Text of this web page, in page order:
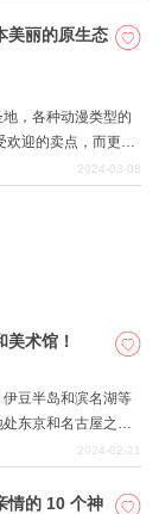
美丽的原生态
，各种动漫类型的
欢迎的卖点，而更广
该地区丰富美丽的自
2024-03-08
术馆！
豆半岛和滨名湖等
东京和名古屋之
交流也带来了丰富多
去看看。何不将它们
2024-02-21
情的 10 个神